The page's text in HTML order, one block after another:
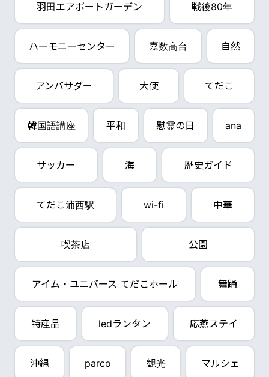
羽田エアポートガーデン 戦後80年
ハーモニーセンター 嘉数高台 自然
アンバサダー 大使 てだこ
韓国語講座 平和 慰霊の日 ana
サッカー 海 歴史ガイド
てだこ浦西駅 wi-fi 中華
喫茶店 公園
アイム・ユニバース てだこホール 舞踊
特産品 ledランタン 応燕ステイ
沖縄 parco 観光 マルシェ